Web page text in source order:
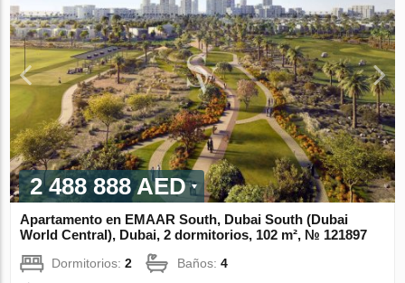
2 488 888 AED
Apartamento en EMAAR South, Dubai South (Dubai
World Central), Dubai, 2 dormitorios, 102 m², № 121897
Dormitorios:2 Baños:4